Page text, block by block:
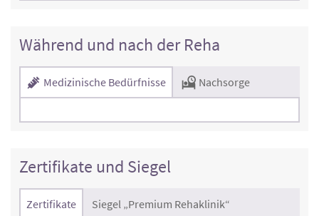
Während und nach der Reha
Medizinische Bedürfnisse Nachsorge
Zertifikate und Siegel
Zertifikate Siegel „Premium Rehaklinik“